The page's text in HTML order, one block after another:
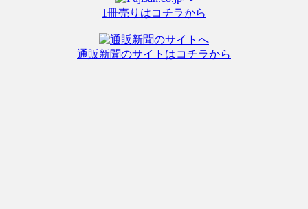
1冊売りはコチラから
通販新聞のサイトはコチラから